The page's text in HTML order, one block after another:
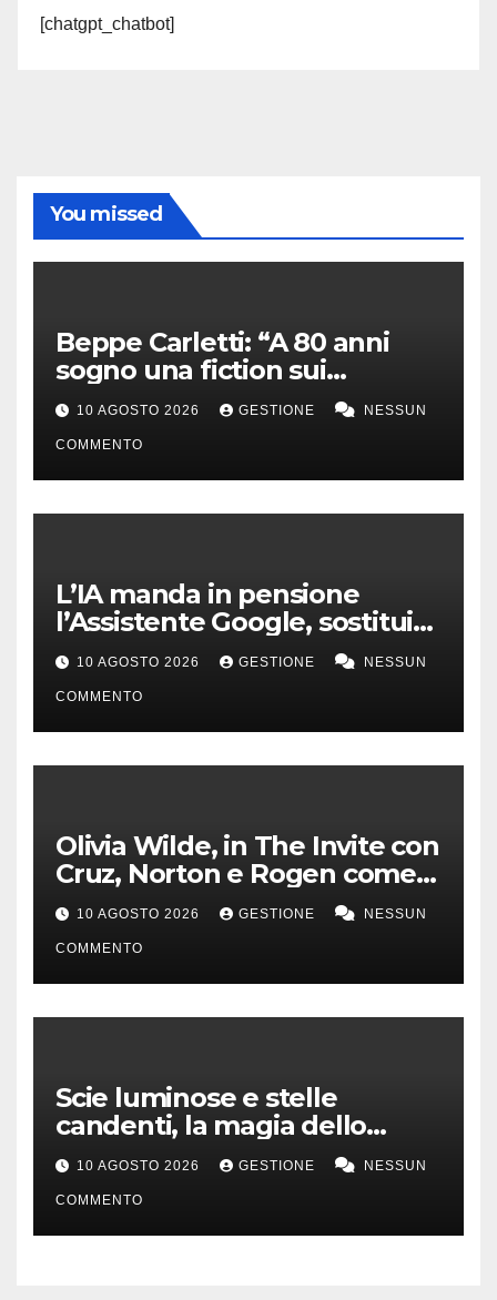
[chatgpt_chatbot]
You missed
Beppe Carletti: “A 80 anni
sogno una fiction sui
Nomadi. Sanremo? Sarebbe
bello”
10 AGOSTO 2026 GESTIONE NESSUN
COMMENTO
L’IA manda in pensione
l’Assistente Google, sostituito
da Gemini dal 4 settembre
10 AGOSTO 2026 GESTIONE NESSUN
COMMENTO
Olivia Wilde, in The Invite con
Cruz, Norton e Rogen come
un gruppo jazz
10 AGOSTO 2026 GESTIONE NESSUN
COMMENTO
Scie luminose e stelle
candenti, la magia dello
stargazing
10 AGOSTO 2026 GESTIONE NESSUN
COMMENTO